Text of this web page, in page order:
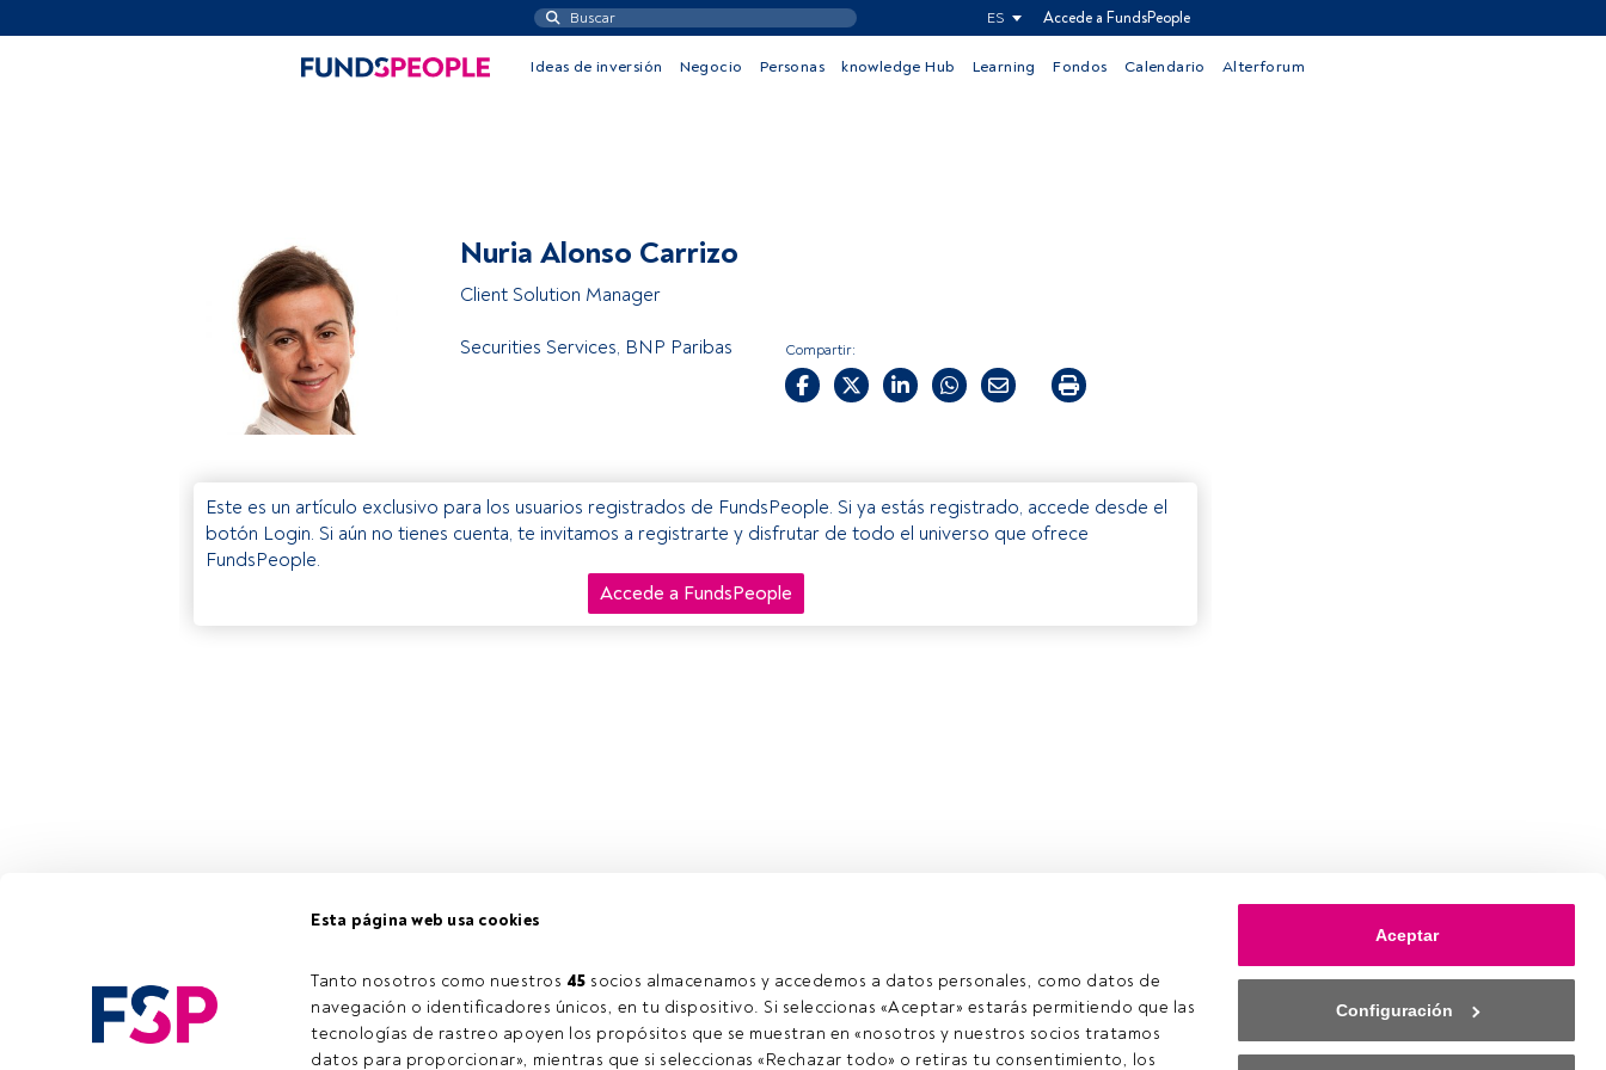
Esta página web usa cookies
Tanto nosotros como nuestros 45 socios almacenamos y accedemos a datos personales, como datos de
navegación o identificadores únicos, en tu dispositivo. Si seleccionas «Aceptar» estarás permitiendo que las
tecnologías de rastreo apoyen los propósitos que se muestran en «nosotros y nuestros socios tratamos
datos para proporcionar», mientras que si seleccionas «Rechazar todo» o retiras tu consentimiento, los
Aceptar
Configuración
ES Accede a FundsPeople
Ideas de inversión Negocio Personas knowledge Hub Learning Fondos Calendario Alterforum
Nuria Alonso Carrizo
Client Solution Manager
Securities Services, BNP Paribas Compartir:
Este es un artículo exclusivo para los usuarios registrados de FundsPeople. Si ya estás registrado, accede desde el
botón Login. Si aún no tienes cuenta, te invitamos a registrarte y disfrutar de todo el universo que ofrece
FundsPeople.
Accede a FundsPeople